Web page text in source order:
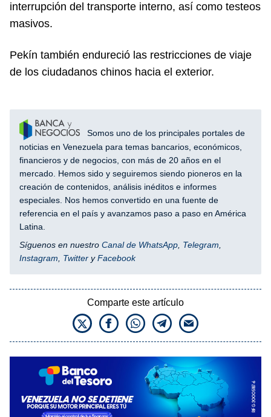
interrupción del transporte interno, así como testeos
masivos.
Pekín también endureció las restricciones de viaje
de los ciudadanos chinos hacia el exterior.
Somos uno de los principales portales de
noticias en Venezuela para temas bancarios, económicos,
financieros y de negocios, con más de 20 años en el
mercado. Hemos sido y seguiremos siendo pioneros en la
creación de contenidos, análisis inéditos e informes
especiales. Nos hemos convertido en una fuente de
referencia en el país y avanzamos paso a paso en América
Latina.
Síguenos en nuestro Canal de WhatsApp Telegram
Instagram
Twitter yFacebook
Comparte este artículo